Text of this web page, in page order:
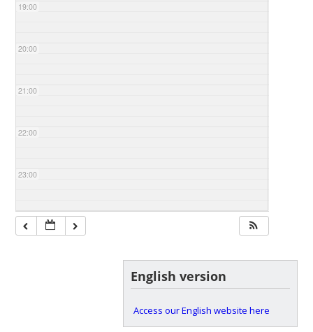
19:00
20:00
21:00
22:00
23:00
English version
Access our English website here